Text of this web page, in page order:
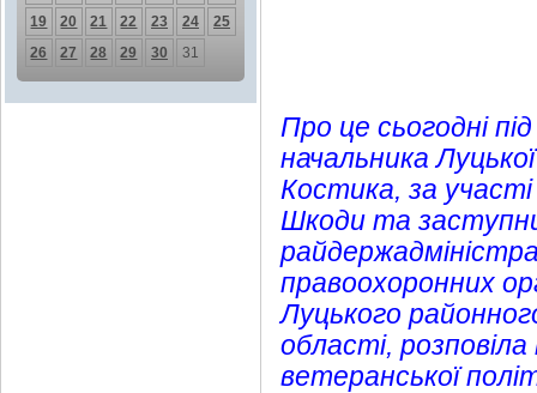
19
20 21 22 23 24
25
26
27 28 29 30 31
Про це сьогодні
начальника
Костика, за
Шкоди та
правоохоронних
Луцького
області,
ветеранської